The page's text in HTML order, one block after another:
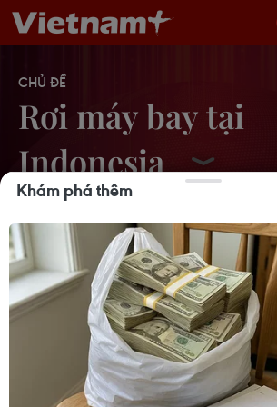
CHỦ ĐỀ
Rơi máy bay tại
Indonesia
Indonesia công bố nguyên nhân vụ
máy bay Sriwijaya Air gặp nạn
10/11/2022 23:39
Indonesia chia sẻ báo cáo cuối cùng
Khám phá thêm